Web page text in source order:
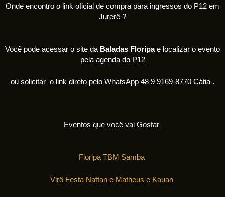
Onde encontro o link oficial de compra para ingressos do P12 em
Jurerê ?
Você pode acessar o site da Baladas Floripae localizar o evento
pela agenda do P12
ou solicitar o link direto pelo WhatsApp 48 9 9169-8770 Cátia .
Eventos que vocë vai Gostar
Floripa TBM Samba
Virô Festa Nattan e Matheus e Kauan